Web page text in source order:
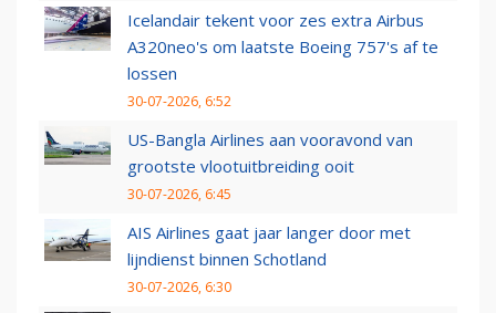
Icelandair tekent voor zes extra Airbus
A320neo's om laatste Boeing 757's af te
lossen
30-07-2026, 6:52
US-Bangla Airlines aan vooravond van
grootste vlootuitbreiding ooit
30-07-2026, 6:45
AIS Airlines gaat jaar langer door met
lijndienst binnen Schotland
30-07-2026, 6:30